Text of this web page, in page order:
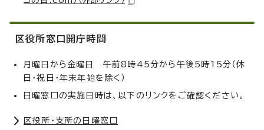
区役所窓口開庁時間
月曜日から金曜日 午前8時45分から午後5時15分（休
日・祝日・年末年始を除く）
日曜窓口の実施日時は、以下のリンクをご確認ください。
区役所・支所の日曜窓口